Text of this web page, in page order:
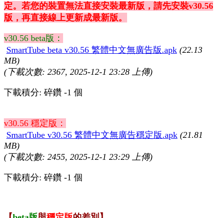
定。若您的裝置無法直接安裝最新版，請先安裝v30.56
版，再直接線上更新成最新版。
v30.56 beta版：
SmartTube beta v30.56 繁體中文無廣告版.apk (22.13
MB)
(下載次數: 2367, 2025-12-1 23:28 上傳)
下載積分: 碎鑽 -1 個
v30.56 穩定版：
SmartTube v30.56 繁體中文無廣告穩定版.apk (21.81
MB)
(下載次數: 2455, 2025-12-1 23:29 上傳)
下載積分: 碎鑽 -1 個